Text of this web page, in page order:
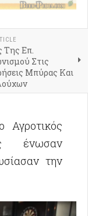
Της Επ.
Στις
Μπύρας Και
Αγροτικός
ένωσαν
την